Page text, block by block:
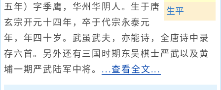
生平
五年）字季鹰，华州华阴人。生于唐
玄宗开元十四年，卒于代宗永泰元
年，年四十岁。武虽武夫，亦能诗，全唐诗中录
存六首。另外还有三国时期东吴棋士严武以及黄
埔一期严武陆军中将。 ...查看全文...